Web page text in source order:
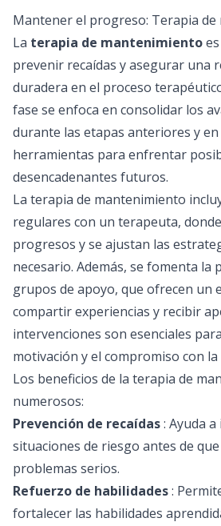
Mantener el progreso: Terapia
La terapia de mantenimiento
prevenir recaídas y asegurar una
duradera en el proceso
fase se enfoca en consolidar los
durante las etapas anteriores y
herramientas para enfrentar
desencadenantes futuros.
La terapia de mantenimiento
regulares con un terapeuta,
progresos y se ajustan las
necesario. Además, se fomenta la
grupos de apoyo, que ofrecen un
compartir experiencias y recibir
intervenciones son esenciales
motivación y el compromiso con
Los beneficios de la terapia de
numerosos:
Prevención de recaídas: Ayuda
situaciones de riesgo antes de
problemas serios.
Refuerzo de habilidades:
fortalecer las habilidades